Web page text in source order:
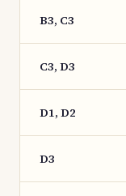
B3, C3
C3, D3
D1, D2
D3